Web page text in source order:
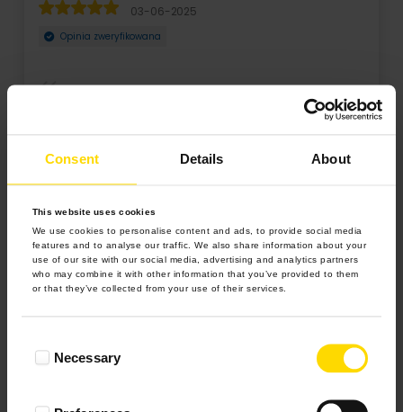
Consent Details About
This website uses cookies
We use cookies to personalise content and ads, to provide social media
features and to analyse our traffic. We also share information about your
use of our site with our social media, advertising and analytics partners
who may combine it with other information that you’ve provided to them
or that they’ve collected from your use of their services.
SelectionNecessary
03-06-2025
Opinia zweryfikowana
Rozwiń
4.9 z 5.0